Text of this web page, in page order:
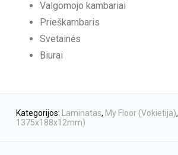
Valgomojo kambariai
Prieškambaris
Svetainės
Biurai
Kategorijos: Laminatas, My Floor (Vokietija),
1375x188x12mm)